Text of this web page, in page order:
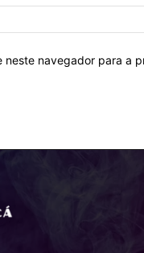
neste navegador para a